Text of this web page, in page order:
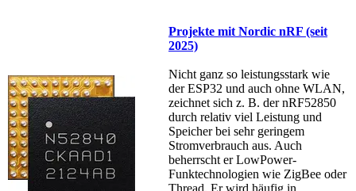
Projekte mit Nordic nRF (seit
2025)
Nicht ganz so leistungsstark wie
der ESP32 und auch ohne WLAN,
zeichnet sich z. B. der nRF52850
durch relativ viel Leistung und
Speicher bei sehr geringem
Stromverbrauch aus. Auch
beherrscht er LowPower-
Funktechnologien wie ZigBee oder
Thread. Er wird häufig in